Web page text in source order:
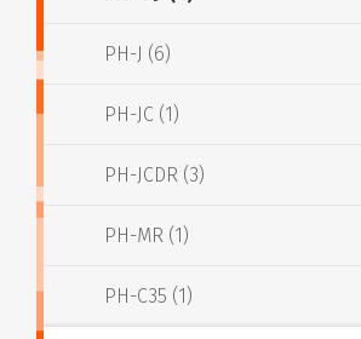
PH-J (6)
PH-JC (1)
PH-JCDR (3)
PH-MR (1)
PH-С35 (1)